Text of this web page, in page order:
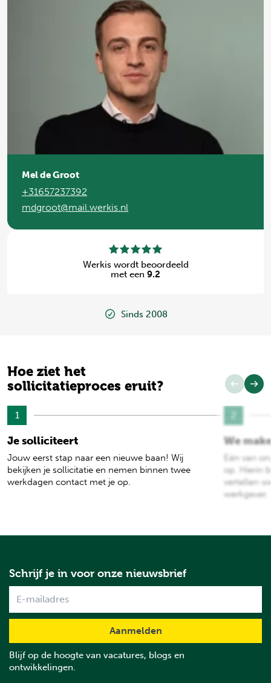
Mel de Groot
+31657237392
mdgroot@mail.werkis.nl
Werkis wordt beoordeeld
met een 9.2
Sinds 2008
Hoe ziet het
sollicitatieproces eruit?
1
Je solliciteert
Jouw eerst stap naar een nieuwe baan! Wij
bekijken je sollicitatie en nemen binnen twee
werkdagen contact met je op.
We
Eén van
op. Hierin
vertellen
werkgever.
Schrijf je in voor onze nieuwsbrief
Blijf op de hoogte van vacatures, blogs en
ontwikkelingen.